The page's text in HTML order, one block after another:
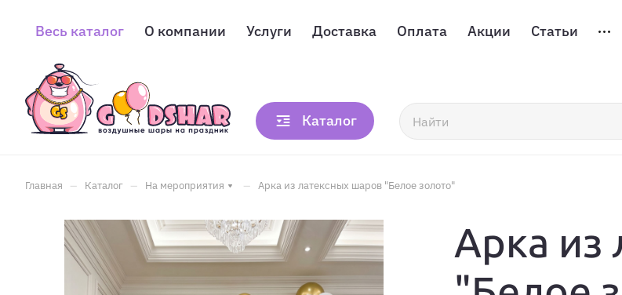
Весь каталог О компании Услуги Доставка Оплата Акции Статьи
Каталог
Главная – Каталог – На мероприятия – Арка из латексных шаров "Белое золото"
Арка из